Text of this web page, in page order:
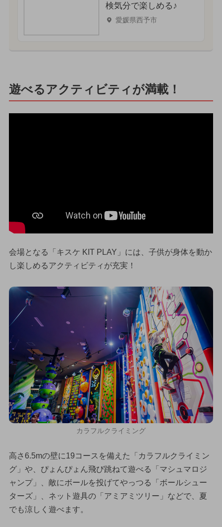
検気分で楽しめる♪
愛媛県西予市
遊べるアクティビティが満載！
会場となる「キスケ KIT PLAY」には、子供が身体を動か
し楽しめるアクティビティが充実！
カラフルクライミング
高さ6.5mの壁に19コースを備えた「カラフルクライミン
グ」や、ぴょんぴょん飛び跳ねて遊べる「マシュマロジ
ャンプ」、敵にボールを投げてやっつる「ボールシュー
ターズ」、ネット遊具の「アミアミツリー」などで、夏
でも涼しく遊べます。